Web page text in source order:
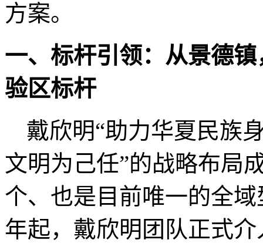
方案。
一、标杆引领：从景德
验区标杆
戴欣明“助力华夏民族
文明为己任”的战略布局
个、也是目前唯一的全
年起，戴欣明团队正式